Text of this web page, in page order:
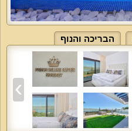
הבריכה והנוף